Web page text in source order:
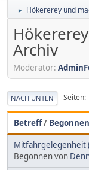
► Hökererey und
Archiv
Moderator:
NACH UNTEN Seiten
Betreff/
Mitfahrgelegenheit
Begonnen von